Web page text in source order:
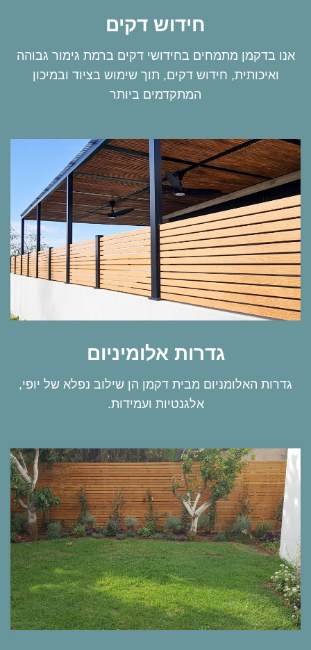
חידוש דקים
אנו בדקמן מתמחים בחידושי דקים ברמת גימור גבוהה
ואיכותית, חידוש דקים, תוך שימוש בציוד ובמיכון
המתקדמים ביותר
גדרות אלומיניום
גדרות האלומניום מבית דקמן הן שילוב נפלא של יופי,
אלגנטיות ועמידות.